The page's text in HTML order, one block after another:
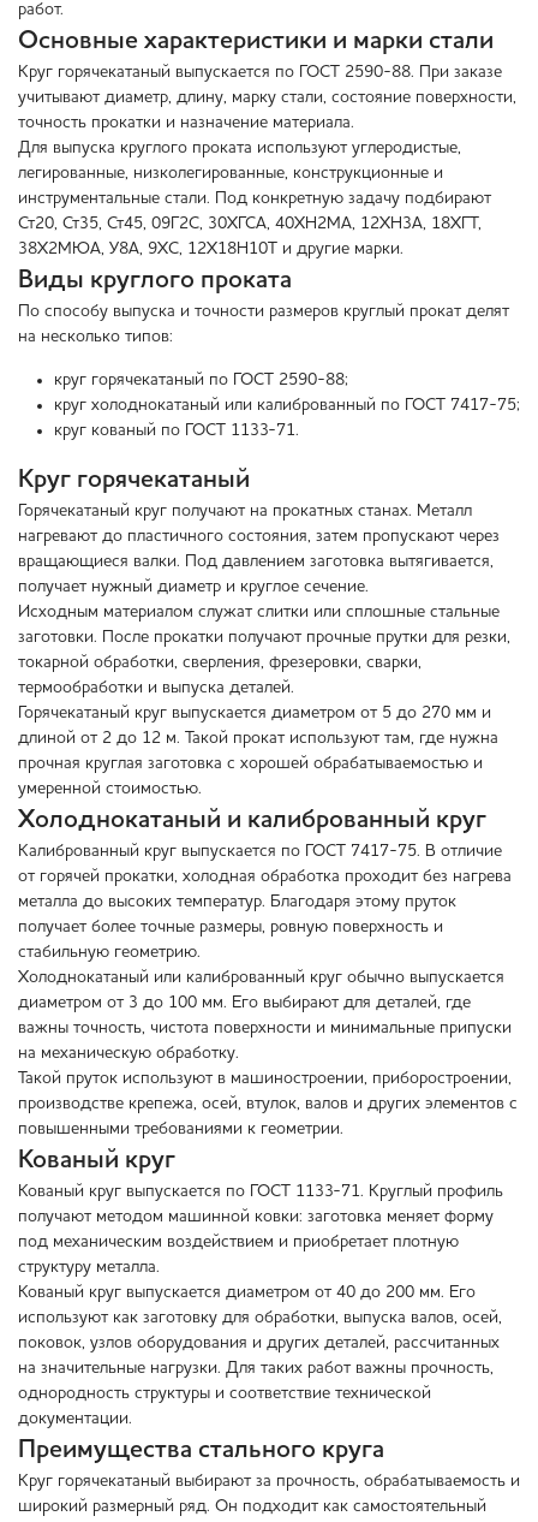
работ.
Основные характеристики и марки стали
Круг горячекатаный выпускается по ГОСТ 2590-88. При заказе
учитывают диаметр, длину, марку стали, состояние поверхности,
точность прокатки и назначение материала.
Для выпуска круглого проката используют углеродистые,
легированные, низколегированные, конструкционные и
инструментальные стали. Под конкретную задачу подбирают
Ст20, Ст35, Ст45, 09Г2С, 30ХГСА, 40ХН2МА, 12ХН3А, 18ХГТ,
38Х2МЮА, У8А, 9ХС, 12Х18Н10Т и другие марки.
Виды круглого проката
По способу выпуска и точности размеров круглый прокат делят
на несколько типов:
круг горячекатаный по ГОСТ 2590-88;
круг холоднокатаный или калиброванный по ГОСТ 7417-75;
круг кованый по ГОСТ 1133-71.
Круг горячекатаный
Горячекатаный круг получают на прокатных станах. Металл
нагревают до пластичного состояния, затем пропускают через
вращающиеся валки. Под давлением заготовка вытягивается,
получает нужный диаметр и круглое сечение.
Исходным материалом служат слитки или сплошные стальные
заготовки. После прокатки получают прочные прутки для резки,
токарной обработки, сверления, фрезеровки, сварки,
термообработки и выпуска деталей.
Горячекатаный круг выпускается диаметром от 5 до 270 мм и
длиной от 2 до 12 м. Такой прокат используют там, где нужна
прочная круглая заготовка с хорошей обрабатываемостью и
умеренной стоимостью.
Холоднокатаный и калиброванный круг
Калиброванный круг выпускается по ГОСТ 7417-75. В отличие
от горячей прокатки, холодная обработка проходит без нагрева
металла до высоких температур. Благодаря этому пруток
получает более точные размеры, ровную поверхность и
стабильную геометрию.
Холоднокатаный или калиброванный круг обычно выпускается
диаметром от 3 до 100 мм. Его выбирают для деталей, где
важны точность, чистота поверхности и минимальные припуски
на механическую обработку.
Такой пруток используют в машиностроении, приборостроении,
производстве крепежа, осей, втулок, валов и других элементов с
повышенными требованиями к геометрии.
Кованый круг
Кованый круг выпускается по ГОСТ 1133-71. Круглый профиль
получают методом машинной ковки: заготовка меняет форму
под механическим воздействием и приобретает плотную
структуру металла.
Кованый круг выпускается диаметром от 40 до 200 мм. Его
используют как заготовку для обработки, выпуска валов, осей,
поковок, узлов оборудования и других деталей, рассчитанных
на значительные нагрузки. Для таких работ важны прочность,
однородность структуры и соответствие технической
документации.
Преимущества стального круга
Круг горячекатаный выбирают за прочность, обрабатываемость и
широкий размерный ряд. Он подходит как самостоятельный